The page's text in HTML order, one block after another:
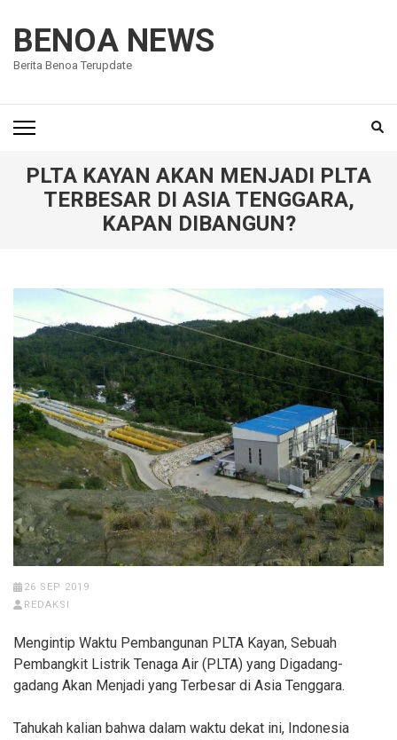
konten
(Tekan
BENOA NEWS
Berita Benoa Terupdate
PLTA KAYAN AKAN MENJADI PLTA
TERBESAR DI ASIA TENGGARA,
KAPAN DIBANGUN?
26 SEP 2019
REDAKSI
Mengintip Waktu Pembangunan PLTA Kayan, Sebuah
Pembangkit Listrik Tenaga Air (PLTA) yang Digadang-
gadang Akan Menjadi yang Terbesar di Asia Tenggara.
Tahukah kalian bahwa dalam waktu dekat ini, Indonesia